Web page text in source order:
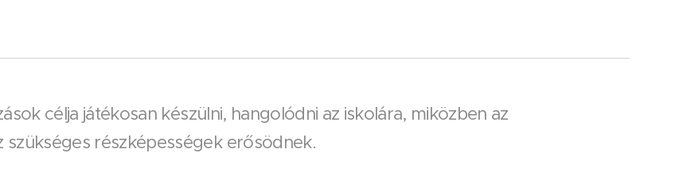
célja játékosan készülni, hangolódni az iskolára, miközben az
szükséges részképességek erősödnek.